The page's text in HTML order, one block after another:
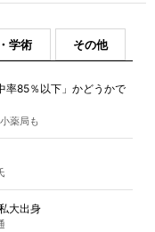
学術 その他
率85％以下」かどうかで
薬局も
大出身